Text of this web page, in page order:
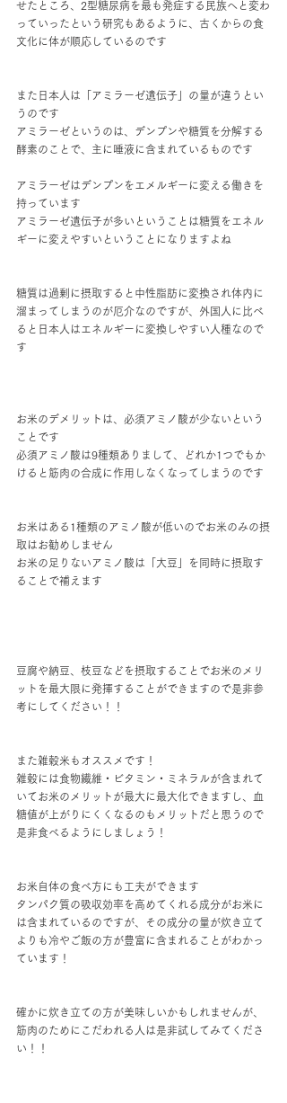
せたところ、2型糖尿病を最も発症する民族へと変わ
っていったという研究もあるように、古くからの食
文化に体が順応しているのです
また日本人は「アミラーゼ遺伝子」の量が違うとい
うのです
アミラーゼというのは、デンプンや糖質を分解する
酵素のことで、主に唾液に含まれているものです
アミラーゼはデンプンをエメルギーに変える働きを
持っています
アミラーゼ遺伝子が多いということは糖質をエネル
ギーに変えやすいということになりますよね
糖質は過剰に摂取すると中性脂肪に変換され体内に
溜まってしまうのが厄介なのですが、外国人に比べ
ると日本人はエネルギーに変換しやすい人種なので
す
お米のデメリットは、必須アミノ酸が少ないという
ことです
必須アミノ酸は9種類ありまして、どれか1つでもか
けると筋肉の合成に作用しなくなってしまうのです
お米はある1種類のアミノ酸が低いのでお米のみの摂
取はお勧めしません
お米の足りないアミノ酸は「大豆」を同時に摂取す
ることで補えます
豆腐や納豆、枝豆などを摂取することでお米のメリ
ットを最大限に発揮することができますので是非参
考にしてください！！
また雑穀米もオススメです！
雑穀には食物繊維・ビタミン・ミネラルが含まれて
いてお米のメリットが最大に最大化できますし、血
糖値が上がりにくくなるのもメリットだと思うので
是非食べるようにしましょう！
お米自体の食べ方にも工夫ができます
タンパク質の吸収効率を高めてくれる成分がお米に
は含まれているのですが、その成分の量が炊き立て
よりも冷やご飯の方が豊富に含まれることがわかっ
ています！
確かに炊き立ての方が美味しいかもしれませんが、
筋肉のためにこだわれる人は是非試してみてくださ
い！！